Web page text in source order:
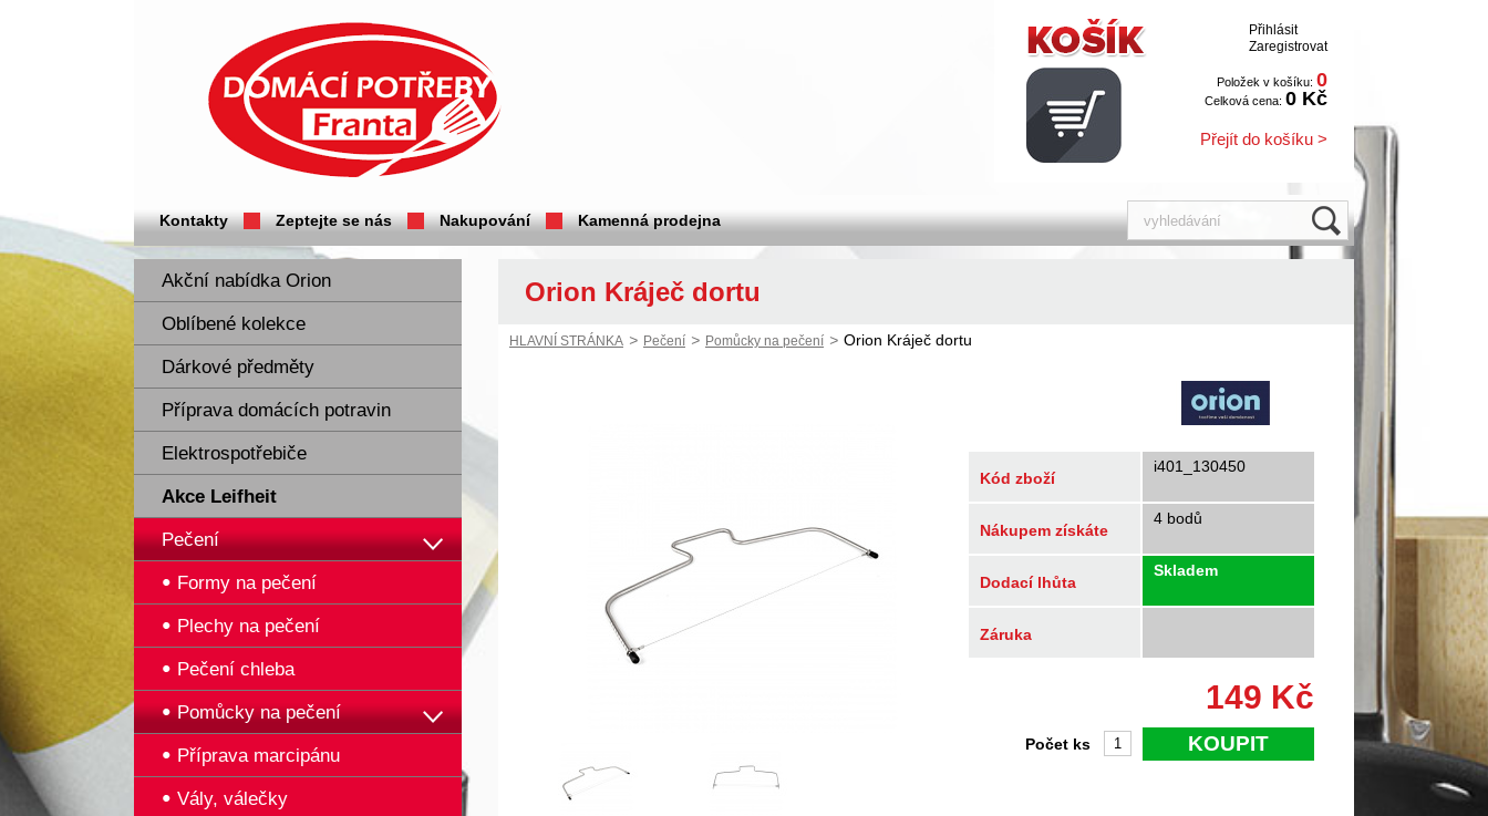
Přihlásit
Zaregistrovat
Položek v košíku: 0
Celková cena: 0 Kč
Přejít do košíku >
Kontakty Zeptejte se nás Nakupování Kamenná prodejna
Akční nabídka Orion
Oblíbené kolekce
Dárkové předměty
Příprava domácích potravin
Elektrospotřebiče
Akce Leifheit
Pečení
Formy na pečení
Plechy na pečení
Pečení chleba
Pomůcky na pečení
Příprava marcipánu
Vály, válečky
Orion Kráječ dortu
HLAVNÍ STRÁNKA > Pečení > Pomůcky na pečení > Orion Kráječ dortu
Kód zboží
i401_130450
Nákupem získáte
4 bodů
Dodací lhůta
Skladem
Záruka
149 Kč
KOUPIT
Počet ks